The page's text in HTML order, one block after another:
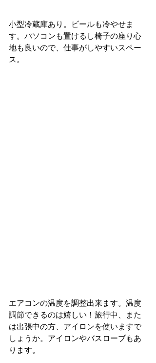
小型冷蔵庫あり。ビールも冷やせま
す。パソコンも置けるし椅子の座り心
地も良いので、仕事がしやすいスペー
ス。
エアコンの温度を調整出来ます。温度
調節できるのは嬉しい！旅行中、また
は出張中の方、アイロンを使いますで
しょうか。アイロンやバスローブもあ
ります。